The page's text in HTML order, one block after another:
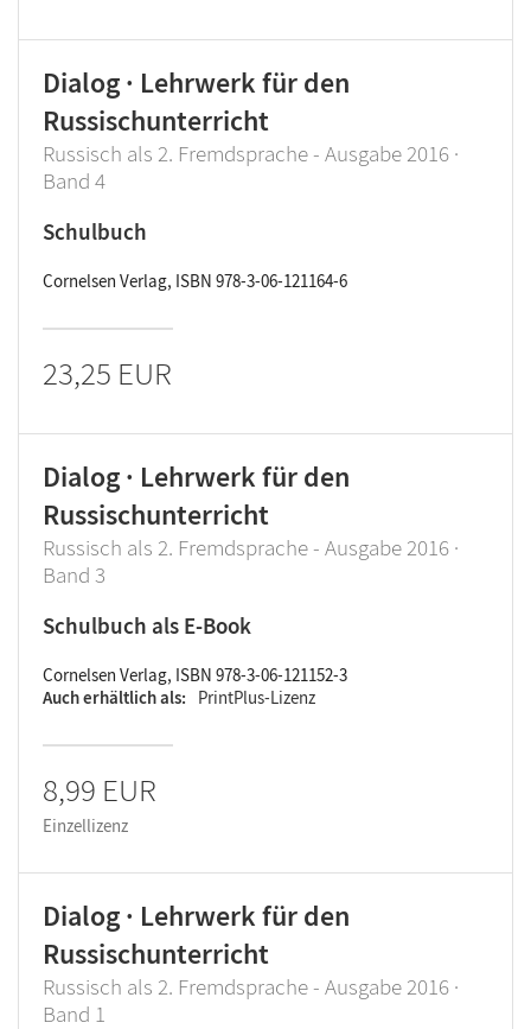
Dialog · Lehrwerk für den
Russischunterricht
Russisch als 2. Fremdsprache - Ausgabe 2016 ·
Band 4
Schulbuch
Cornelsen Verlag, ISBN 978-3-06-121164-6
23,25 EUR
Dialog · Lehrwerk für den
Russischunterricht
Russisch als 2. Fremdsprache - Ausgabe 2016 ·
Band 3
Schulbuch als E-Book
Cornelsen Verlag, ISBN 978-3-06-121152-3
Auch erhältlich als
PrintPlus-Lizenz
8,99 EUR
Einzellizenz
Dialog · Lehrwerk für den
Russischunterricht
Russisch als 2. Fremdsprache - Ausgabe 2016 ·
Band 1